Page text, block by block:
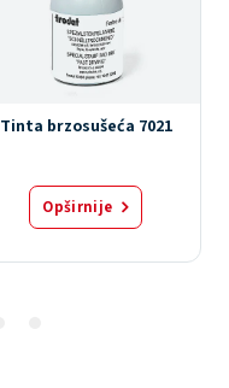
Tinta brzosušeća 7021
Opširnije